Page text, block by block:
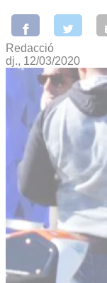
Redacció
dj., 12/03/2020